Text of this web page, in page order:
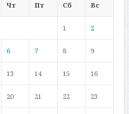
Чт Пт Сб Вс
1 2
6 7 8 9
13 14 15 16
20 21 22 23